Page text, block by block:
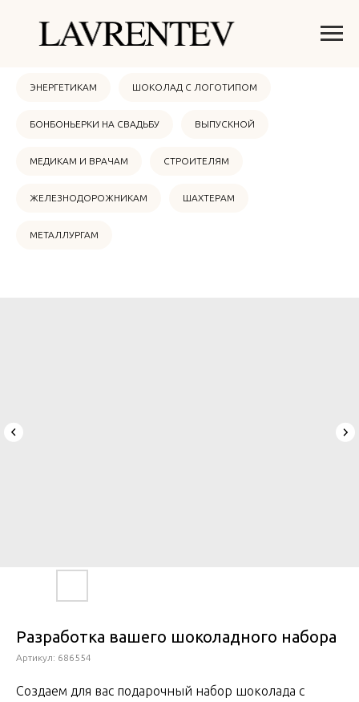
ОНЛАЙН МАГАЗИН НОВЫЙ ГОД 2026
ЭНЕРГЕТИКАМ ШОКОЛАД С ЛОГОТИПОМ
БОНБОНЬЕРКИ НА СВАДЬБУ ВЫПУСКНОЙ
МЕДИКАМ И ВРАЧАМ СТРОИТЕЛЯМ
ЖЕЛЕЗНОДОРОЖНИКАМ ШАХТЕРАМ
МЕТАЛЛУРГАМ
Разработка вашего шоколадного набора
Артикул: 686554
Создаем для вас подарочный набор шоколада с